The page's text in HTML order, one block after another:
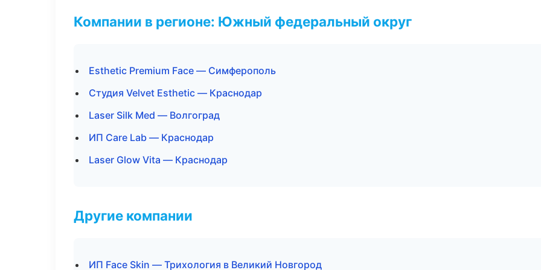
Компании в регионе: Южный федеральный округ
Esthetic Premium Face — Симферополь
Студия Velvet Esthetic — Краснодар
Laser Silk Med — Волгоград
ИП Care Lab — Краснодар
Laser Glow Vita — Краснодар
Другие компании
ИП Face Skin — Трихология в Великий Новгород